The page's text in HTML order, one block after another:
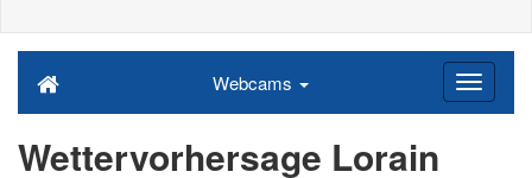
Webcams
Wettervorhersage Lorain